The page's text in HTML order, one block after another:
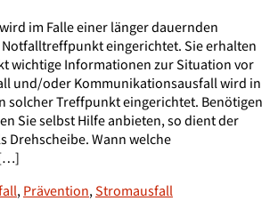
im Falle einer länger dauernden
eingerichtet. Sie erhalten
wichtige Informationen zur Situation vor
und/oder Kommunikationsausfall wird in
solcher Treffpunkt eingerichtet. Benötigen
Sie selbst Hilfe anbieten, so dient der
Drehscheibe. Wann welche
,Prävention,Stromausfall